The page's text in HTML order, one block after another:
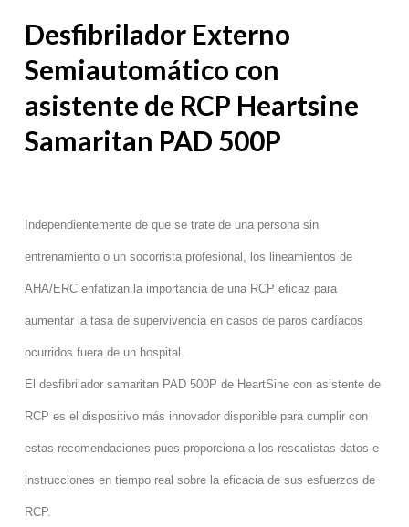
Desfibrilador Externo
Semiautomático con
asistente de RCP Heartsine
Samaritan PAD 500P
Independientemente de que se trate de una persona sin
entrenamiento o un socorrista profesional, los lineamientos de
AHA/ERC enfatizan la importancia de una RCP eficaz para
aumentar la tasa de supervivencia en casos de paros cardíacos
ocurridos fuera de un hospital.
El desfibrilador samaritan PAD 500P de HeartSine con asistente de
RCP es el dispositivo más innovador disponible para cumplir con
estas recomendaciones pues proporciona a los rescatistas datos e
instrucciones en tiempo real sobre la eficacia de sus esfuerzos de
RCP.